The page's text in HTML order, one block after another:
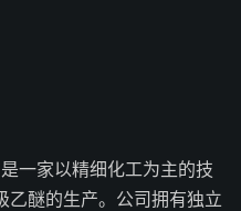
一家以精细化工为主的技
乙醚的生产。公司拥有独立